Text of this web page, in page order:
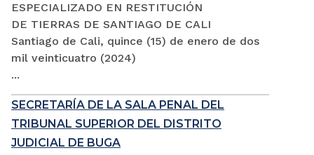
ESPECIALIZADO EN RESTITUCIÓN
DE TIERRAS DE SANTIAGO DE CALI
Santiago de Cali, quince (15) de enero de dos
mil veinticuatro (2024)
...
SECRETARÍA DE LA SALA PENAL DEL
TRIBUNAL SUPERIOR DEL DISTRITO
JUDICIAL DE BUGA